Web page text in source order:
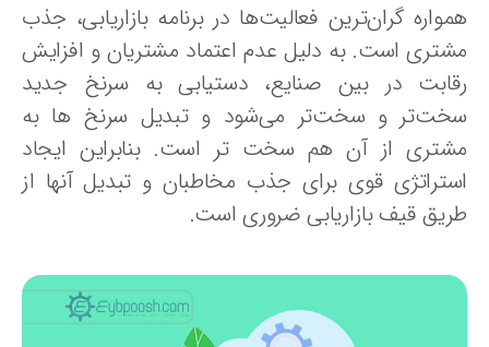
گران‌ترین فعالیت‌ها در برنامه بازاریابی، جذب
است. به دلیل عدم اعتماد مشتریان و افزایش
در بین صنایع، دستیابی به سرنخ‌ جدید
و سخت‌تر می‌شود و تبدیل سرنخ ها به
از آن هم سخت تر است. بنابراین ایجاد
قوی برای جذب مخاطبان و تبدیل آنها از
قیف بازاریابی ضروری است.